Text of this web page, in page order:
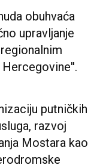
obuhvaća
upravljanje
putničkih
razvoj
Mostara kao